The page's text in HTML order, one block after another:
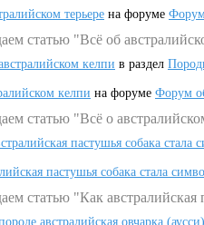
терьере на форуме
статью "Всё об
келпи в раздел
келпи на форуме Форум
статью "Всё о
пастушья собака
пастушья собака стала
статью "Как
австралийская овчарка (аусси)